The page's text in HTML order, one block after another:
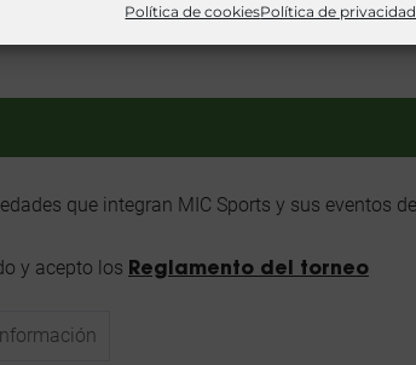
Política de cookiesPolítica de privacidad